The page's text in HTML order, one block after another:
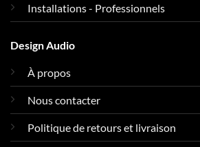
Installations - Professionnels
Design Audio
À propos
Nous contacter
Politique de retours et livraison